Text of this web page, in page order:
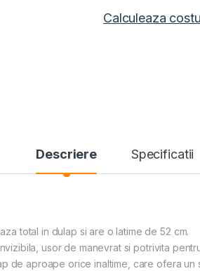
Calculeaza
Descriere Specificatii
total in dulap si are o latime de 52 cm.
usor de manevrat si potrivita
de aproape orice inaltime, care ofera